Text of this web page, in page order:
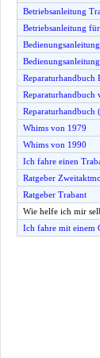
Betriebsanleitung
Betriebsanleitung
Reparaturhandbuch
Reparaturhandbuch
Reparaturhandbuch
Whims von 1979
Whims von 1990
Ich fahre einen
Ratgeber
Ratgeber Trabant
Wie helfe ich mir
Ich fahre mit einem